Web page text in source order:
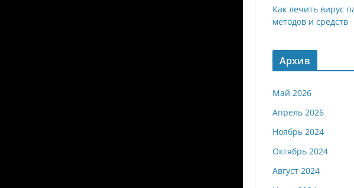
Как лечить вирус
методов и средств
Архив
Май 2026
Апрель 2026
Ноябрь 2024
Октябрь 2024
Август 2024